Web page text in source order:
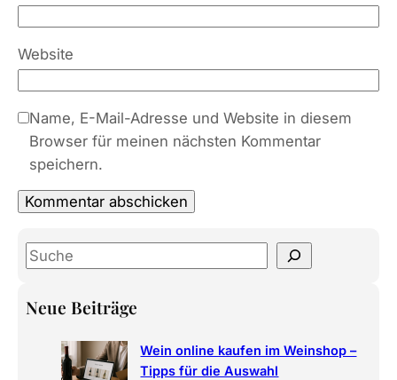
Website
Name, E-Mail-Adresse und Website in diesem
Browser für meinen nächsten Kommentar
speichern.
S
a
Neue Beiträge
Wein online kaufen im Weinshop –
Tipps für die Auswahl